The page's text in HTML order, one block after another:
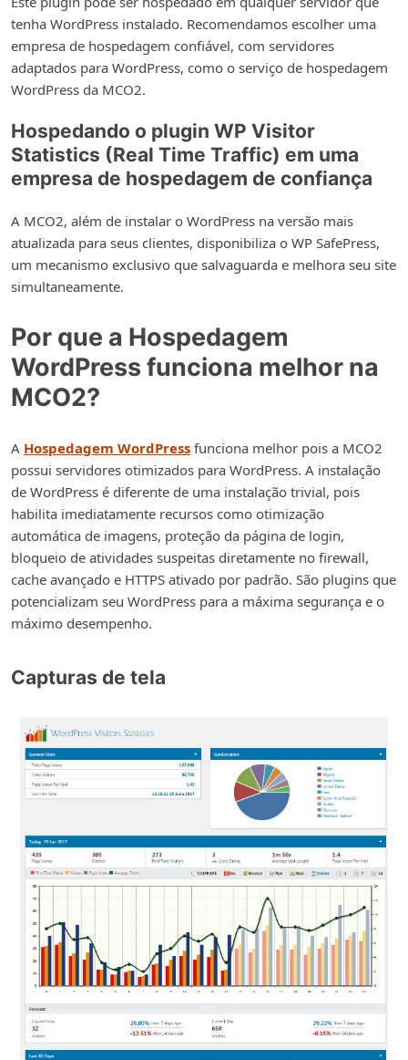
tenha WordPress instalado. Recomendamos escolher uma
empresa de hospedagem confiável, com servidores
adaptados para WordPress, como o serviço de hospedagem
WordPress da MCO2.
Hospedando o plugin WP Visitor
Statistics (Real Time Traffic) em uma
empresa de hospedagem de confiança
A MCO2, além de instalar o WordPress na versão mais
atualizada para seus clientes, disponibiliza o WP SafePress,
um mecanismo exclusivo que salvaguarda e melhora seu site
simultaneamente.
Por que a Hospedagem
WordPress funciona melhor na
MCO2?
A Hospedagem WordPress funciona melhor pois a MCO2
possui servidores otimizados para WordPress. A instalação
de WordPress é diferente de uma instalação trivial, pois
habilita imediatamente recursos como otimização
automática de imagens, proteção da página de login,
bloqueio de atividades suspeitas diretamente no firewall,
cache avançado e HTTPS ativado por padrão. São plugins que
potencializam seu WordPress para a máxima segurança e o
máximo desempenho.
Capturas de tela